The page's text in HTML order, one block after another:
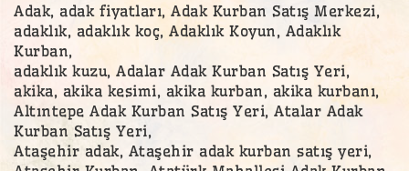
Adak, adak fiyatları, Adak Kurban Satış Merkezi,
adaklık, adaklık koç, Adaklık Koyun, Adaklık
Kurban,
adaklık kuzu, Adalar Adak Kurban Satış Yeri,
akika, akika kesimi, akika kurban, akika kurbanı,
Altıntepe Adak Kurban Satış Yeri, Atalar Adak
Kurban Satış Yeri,
Ataşehir adak, Ataşehir adak kurban satış yeri,